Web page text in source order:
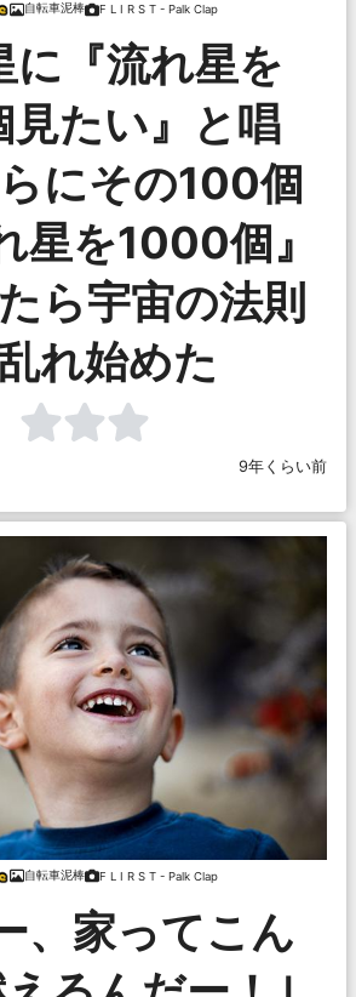
自転車泥棒 F L I R S T - Palk Clap
に『流れ星を
たい』と唱
にその100個
星を1000個』
ら宇宙の法則
れ始めた
9年くらい前
自転車泥棒 F L I R S T - Palk Clap
、家ってこん